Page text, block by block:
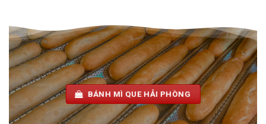
BÁNH MÌ QUE HẢI PHÒNG